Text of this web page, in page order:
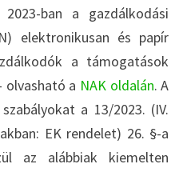
ban a gazdálkodási
elektronikusan és papír
a támogatások
olvasható a NAK oldalán. A
a 13/2023. (IV.
EK rendelet) 26. §-a
az alábbiak kiemelten